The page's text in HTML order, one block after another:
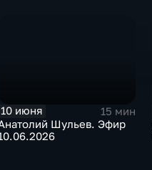
10 июня
15 мин
Шульев. Эфир